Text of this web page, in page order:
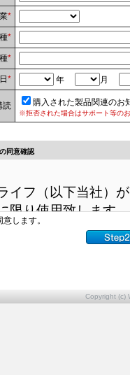
*
*
*
* 年 月
読 購入された製品関連のお
※拒否された場合はサポート等の
同意確認
イフ（以下当社）
限り使用致します。
供のため（ダウン
合わせへのご対応の
ガジン送信のため
します。
Copyright (c)